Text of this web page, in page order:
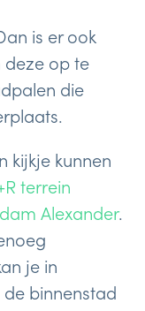
is er ook
op te
die
kijkje kunnen
terrein
Alexander.
je in
binnenstad